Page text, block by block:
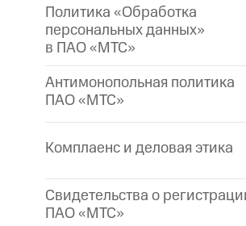
Политика «Обработка
персональных данных»
в ПАО «МТС»
Антимонопольная политика
ПАО «МТС»
Комплаенс и деловая этика
Свидетельства о
ПАО «МТС»